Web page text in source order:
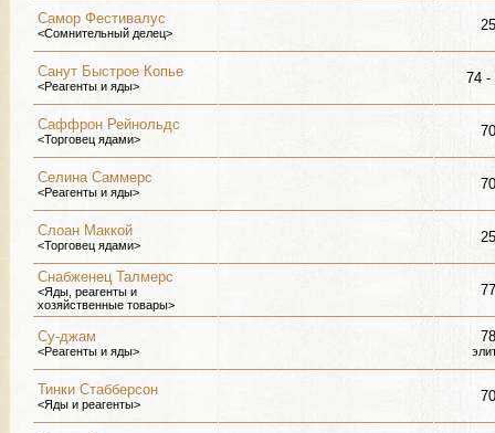
Самор Фестивалус
<Сомнительный делец> 25
Санут Быстрое Копье
<Реагенты и яды> 74 -
Саффрон Рейнольдс
<Торговец ядами> 70
Селина Саммерс
<Реагенты и яды> 70
Слоан Маккой
<Торговец ядами> 25
Снабженец Талмерс
<Яды, реагенты и
хозяйственные товары>
77
Су-джам
<Реагенты и яды>
78
Тинки Стабберсон
<Яды и реагенты> 70